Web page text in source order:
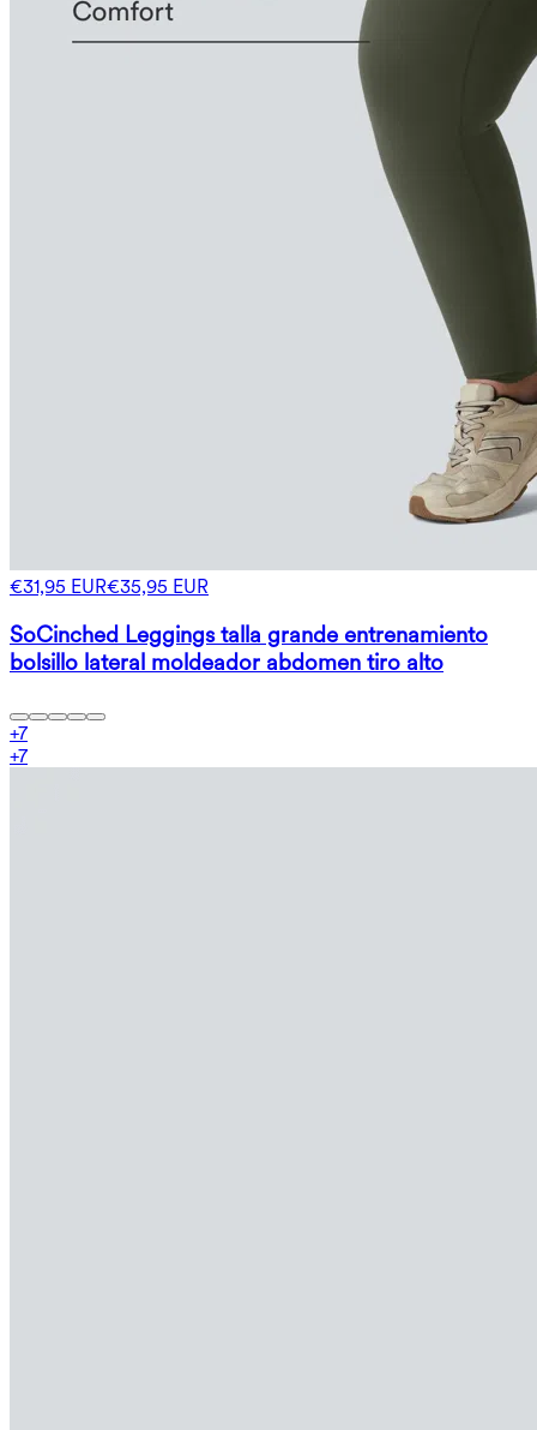
€31,95 EUR€35,95 EUR
SoCinched Leggings talla grande entrenamiento
bolsillo lateral moldeador abdomen tiro alto
+7
+7